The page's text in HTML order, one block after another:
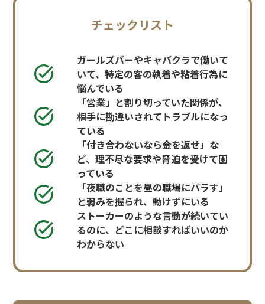
チェックリスト
ガールズバーやキャバクラで働いて
いて、特定の客の執着や粘着行為に
悩んでいる
「営業」と割り切っていた関係が、
相手に勘違いされてトラブルになっ
ている
「付き合わないなら金を返せ」な
ど、理不尽な要求や脅迫を受けて困
っている
「夜職のことを昼の職場にバラす」
と弱みを握られ、動けずにいる
ストーカーのような言動が続いてい
るのに、どこに相談すればいいのか
わからない